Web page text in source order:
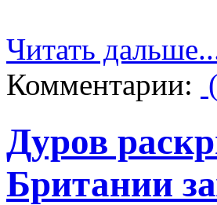
Читать
Комментарии:
Дуров
Британии